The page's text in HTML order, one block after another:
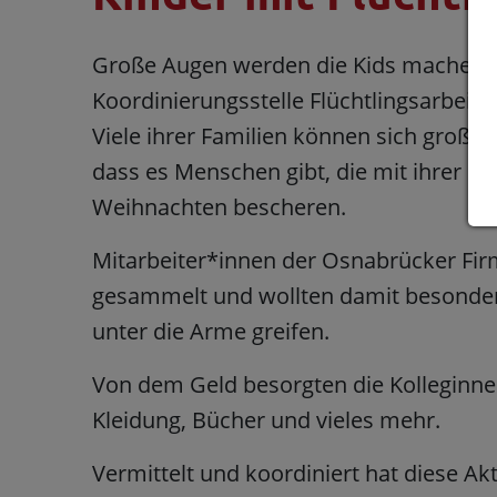
Große Augen werden die Kids
Koordinierungsstelle Flüchtlingsarbeit
Viele ihrer Familien können sich große
dass es Menschen gibt, die mit ihrer
Weihnachten bescheren.
Mitarbeiter*innen der Osnabrücker
gesammelt und wollten damit
unter die Arme greifen.
Von dem Geld besorgten die
Kleidung, Bücher und vieles mehr.
Vermittelt und koordiniert hat diese